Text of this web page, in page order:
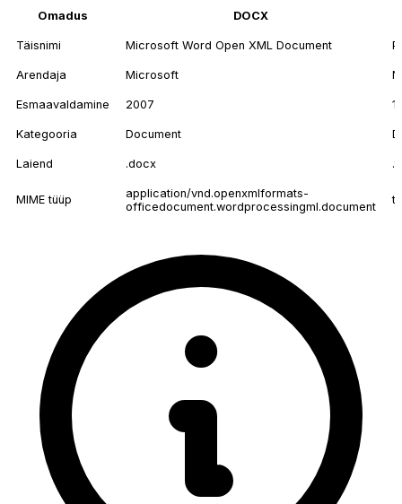
Omadus DOCX
Täisnimi Microsoft Word Open XML Document
Arendaja Microsoft
Esmaavaldamine 2007
Kategooria Document
Laiend .docx
MIME tüüp
application/vnd.openxmlformats-
officedocument.wordprocessingml.document